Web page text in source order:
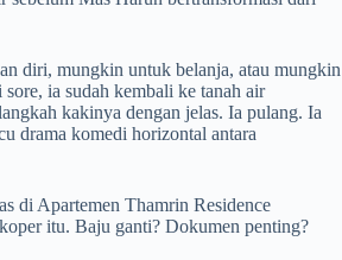
diri, mungkin untuk belanja, atau mungkin
ia sudah kembali ke tanah air
kakinya dengan jelas. Ia pulang. Ia
drama komedi horizontal antara
di Apartemen Thamrin Residence
itu. Baju ganti? Dokumen penting?